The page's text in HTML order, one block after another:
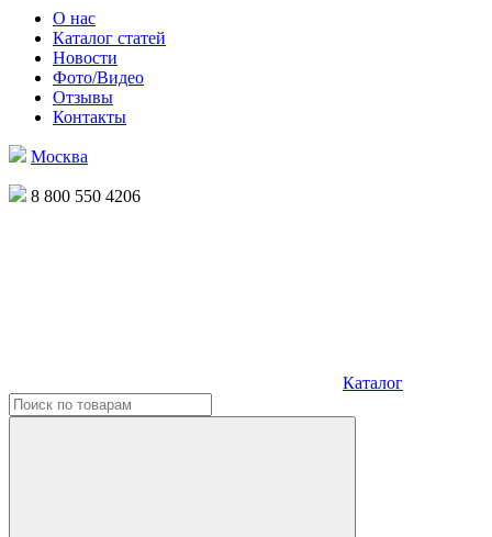
О нас
Каталог статей
Новости
Фото/Видео
Отзывы
Контакты
Москва
8 800 550 4206
Каталог